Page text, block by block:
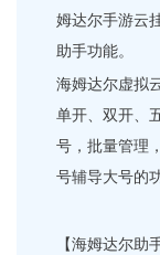
姆达尔手游云
助手功能。
海姆达尔虚拟
单开、双开、
号，批量管理
号辅导大号的
【海姆达尔助